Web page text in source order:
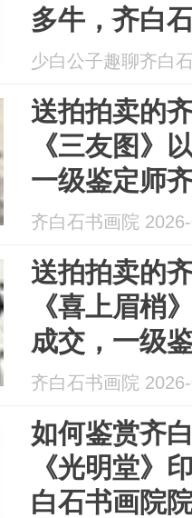
多牛，齐白
弟子汤发周
少白公子趣聊齐白
送拍拍卖的
《三友图》
一级鉴定师
良芷弟子汤
齐白石书画院
送拍拍卖的
《喜上眉梢
成交，一级
院长齐良芷
齐白石书画院
如何鉴赏齐
《光明堂》
白石书画院